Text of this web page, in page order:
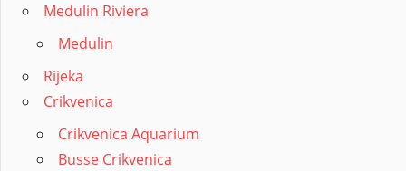
Medulin Riviera
Medulin
Rijeka
Crikvenica
Crikvenica Aquarium
Busse Crikvenica